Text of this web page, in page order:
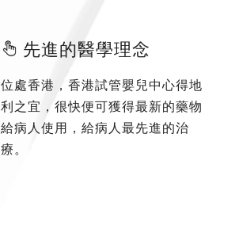
先進的醫學理念
位處香港，香港試管嬰兒中心得地
利之宜，很快便可獲得最新的藥物
給病人使用，給病人最先進的治
療。